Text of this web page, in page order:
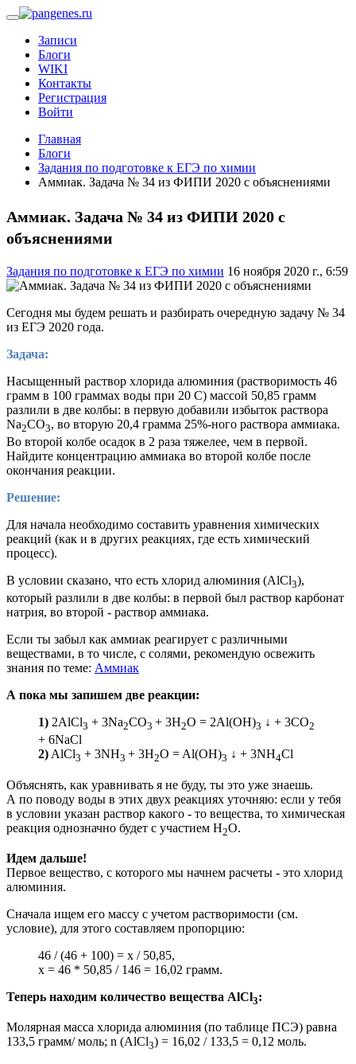
Записи
Блоги
WIKI
Контакты
Регистрация
Войти
Главная
Блоги
Задания по подготовке к ЕГЭ по химии
Аммиак. Задача № 34 из ФИПИ 2020 с объяснениями
Аммиак. Задача № 34 из ФИПИ 2020 с
объяснениями
Задания по подготовке к ЕГЭ по химии 16 ноября 2020 г., 6:59
Сегодня мы будем решать и разбирать очередную задачу № 34
из ЕГЭ 2020 года.
Задача:
Насыщенный раствор хлорида алюминия (растворимость 46
грамм в 100 граммах воды при 20 С) массой 50,85 грамм
разлили в две колбы: в первую добавили избыток раствора
Na2CO3, во вторую 20,4 грамма 25%-ного раствора аммиака.
Во второй колбе осадок в 2 раза тяжелее, чем в первой.
Найдите концентрацию аммиака во второй колбе после
окончания реакции.
Решение:
Для начала необходимо составить уравнения химических
реакций (как и в других реакциях, где есть химический
процесс).
В условии сказано, что есть хлорид алюминия (AlCl3),
который разлили в две колбы: в первой был раствор карбонат
натрия, во второй - раствор аммиака.
Если ты забыл как аммиак реагирует с различными
веществами, в то числе, с солями, рекомендую освежить
знания по теме: Аммиак
А пока мы запишем две реакции:
1) 2AlCl3 + 3Na2CO3 + 3H2O = 2Al(OH)3 ↓ + 3CO2
+ 6NaCl
2) AlCl3 + 3NH3 + 3H2O = Al(OH)3 ↓ + 3NH4Cl
Объяснять, как уравнивать я не буду, ты это уже знаешь.
А по поводу воды в этих двух реакциях уточняю: если у тебя
в условии указан раствор какого - то вещества, то химическая
реакция однозначно будет с участием H2O.
Идем дальше!
Первое вещество, с которого мы начнем расчеты - это хлорид
алюминия.
Сначала ищем его массу с учетом растворимости (см.
условие), для этого составляем пропорцию:
46 / (46 + 100) = x / 50,85,
x = 46 * 50,85 / 146 = 16,02 грамм.
Теперь находим количество вещества AlCl3:
Молярная масса хлорида алюминия (по таблице ПСЭ) равна
133,5 грамм/ моль; n (AlCl3) = 16,02 / 133,5 = 0,12 моль.